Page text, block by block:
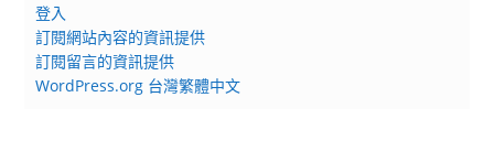
登入
訂閱網站內容的資訊提供
訂閱留言的資訊提供
WordPress.org 台灣繁體中文